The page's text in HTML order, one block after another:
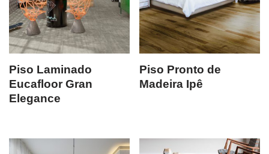
Piso Laminado
Eucafloor Gran
Elegance
Piso Pronto de
Madeira Ipê